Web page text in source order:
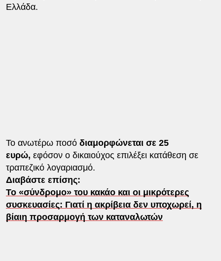
Ελλάδα.
Το ανωτέρω ποσό διαμορφώνεται σε 25
ευρώ, εφόσον ο δικαιούχος επιλέξει κατάθεση σε
τραπεζικό λογαριασμό.
Διαβάστε επίσης:
Το «σύνδρομο» του κακάο και οι μικρότερες
συσκευασίες: Γιατί η ακρίβεια δεν υποχωρεί, η
βίαιη προσαρμογή των καταναλωτών